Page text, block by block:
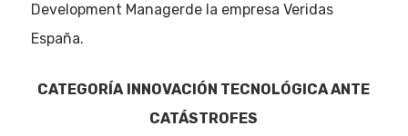
Development Managerde la empresa Veridas
España.
CATEGORÍA INNOVACIÓN TECNOLÓGICA ANTE
CATÁSTROFES